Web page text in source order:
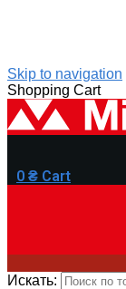
Skip to navigation
Shopping Cart
0 ₴ Cart
Искать: